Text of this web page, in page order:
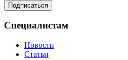
Специалистам
Новости
Статьи